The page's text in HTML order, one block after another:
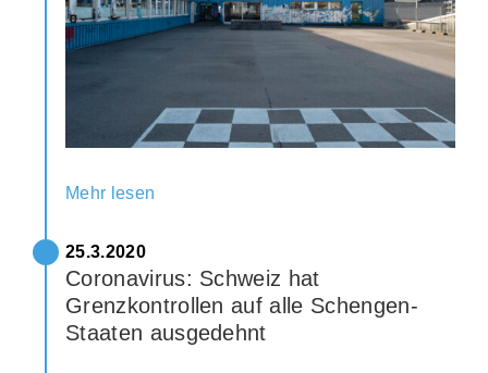
Mehr lesen
25.3.2020
Coronavirus: Schweiz hat
Grenzkontrollen auf alle Schengen-
Staaten ausgedehnt